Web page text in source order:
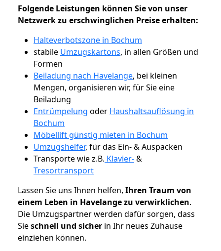
Folgende Leistungen können Sie von unser
Netzwerk zu erschwinglichen Preise erhalten:
Halteverbotszone in Bochum
stabile Umzugskartons, in allen Größen und
Formen
Beiladung nach Havelange, bei kleinen
Mengen, organisieren wir, für Sie eine
Beiladung
Entrümpelung oder Haushaltsauflösung in
Bochum
Möbellift günstig mieten in Bochum
Umzugshelfer, für das Ein- & Auspacken
Transporte wie z.B. Klavier-&
Tresortransport
Lassen Sie uns Ihnen helfen, Ihren Traum von
einem Leben in Havelange zu verwirklichen.
Die Umzugspartner werden dafür sorgen, dass
Sieschnell und sicher in Ihr neues Zuhause
einziehen können.